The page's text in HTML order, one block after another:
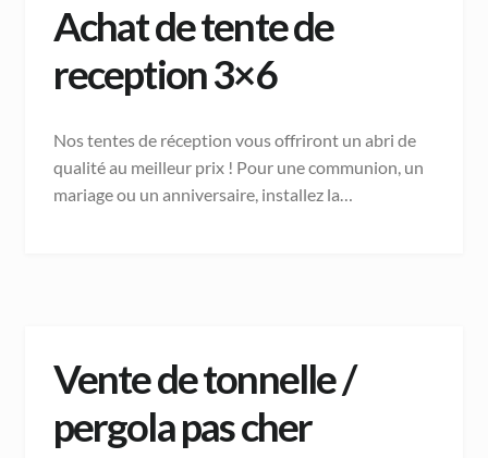
Achat de tente de
reception 3×6
Nos tentes de réception vous offriront un abri de
qualité au meilleur prix ! Pour une communion, un
mariage ou un anniversaire, installez la…
Vente de tonnelle /
pergola pas cher